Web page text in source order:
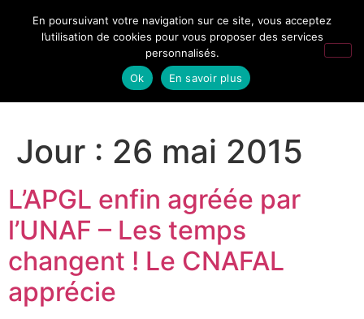
Jour : 26 mai 2015
L’APGL enfin agréée par
l’UNAF – Les temps
changent ! Le CNAFAL
apprécie
En poursuivant votre navigation sur ce site, vous acceptez
l’utilisation de cookies pour vous proposer des services
personnalisés.
Ok
En savoir plus